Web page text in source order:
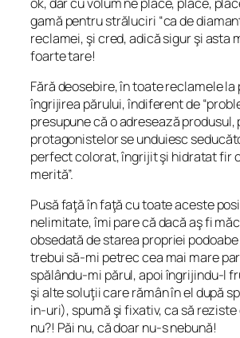
gamă pentru străluciri “ca de
reclamei, şi cred, adică sigur şi asta
foarte tare!
Fără deosebire, în toate reclamele
îngrijirea părului, îndiferent de
presupune că o adresează produsul,
protagonistelor se unduiesc
perfect colorat, îngrijit şi hidratat fir
merită”.
Pusă faţă în faţă cu toate aceste
nelimitate, îmi pare că dacă aş fi
obsedată de starea propriei
trebui să-mi petrec cea mai mare
spălându-mi părul, apoi îngrijindu-l
şi alte soluţii care rămân în el după
in-uri), spumă şi fixativ, ca să
nu?! Păi nu, că doar nu-s nebună!